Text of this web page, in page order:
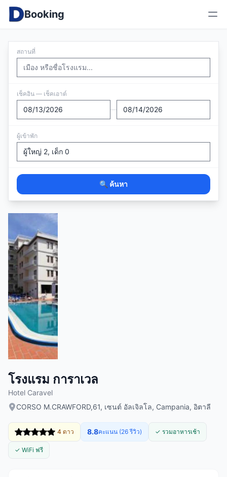
Booking
สถานที่
เช็คอิน — เช็คเอาต์
—
ผู้เข้าพัก
🔍 ค้นหา
โรงแรม การาเวล
Hotel Caravel
CORSO M.CRAWFORD,61, เซนต์ อัลเจิลโล, Campania, อิตาลี
4 ดาว 8.8คะแนน (26 รีวิว) ✓ รวมอาหารเช้า
✓ WiFi ฟรี